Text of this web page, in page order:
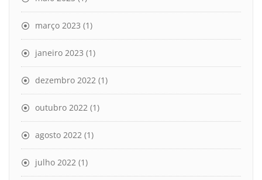
março 2023 (1)
janeiro 2023 (1)
dezembro 2022 (1)
outubro 2022 (1)
agosto 2022 (1)
julho 2022 (1)